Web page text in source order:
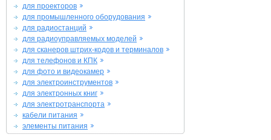
для проекторов
для промышленного оборудования
для радиостанций
для радиоуправляемых моделей
для сканеров штрих-кодов и терминалов
для телефонов и КПК
для фото и видеокамер
для электроинструментов
для электронных книг
для электротранспорта
кабели питания
элементы питания